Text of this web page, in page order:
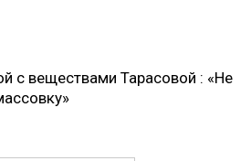
с веществами Тарасовой : «Не